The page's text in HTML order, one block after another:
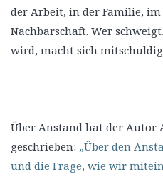
der Arbeit, in der Familie,
Nachbarschaft. Wer
wird, macht sich
Über Anstand hat der Autor
geschrieben: „Über den
und die Frage, wie wir